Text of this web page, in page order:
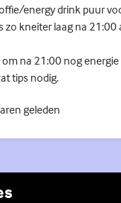
energy drink puur
zo kneiter laag na 21:00
na 21:00 nog
tips nodig.
geleden